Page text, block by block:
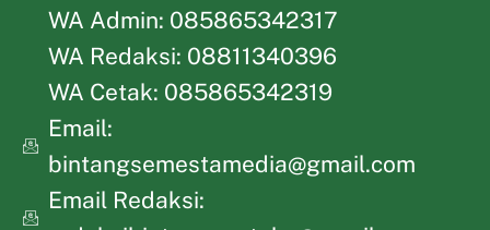
WA Admin: 085865342317
WA Redaksi: 08811340396
WA Cetak: 085865342319
Email:
bintangsemestamedia@gmail.com
Email Redaksi: